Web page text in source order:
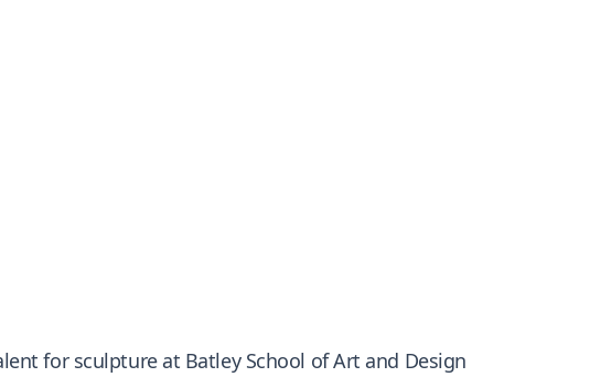
for sculpture at Batley School of Art and Design